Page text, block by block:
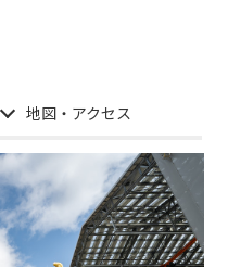
地図・アクセス